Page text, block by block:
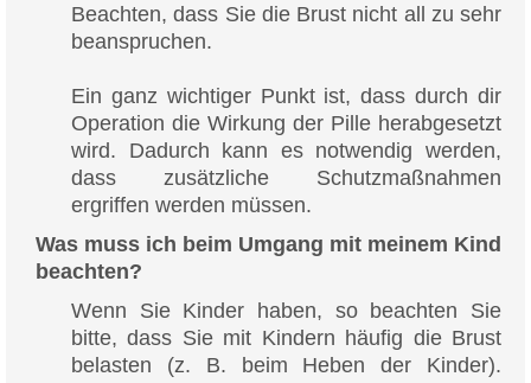
Beachten, dass Sie die Brust nicht all zu sehr
beanspruchen.
Ein ganz wichtiger Punkt ist, dass durch dir
Operation die Wirkung der Pille herabgesetzt
wird. Dadurch kann es notwendig werden,
dass zusätzliche Schutzmaßnahmen
ergriffen werden müssen.
Was muss ich beim Umgang mit meinem Kind
beachten?
Wenn Sie Kinder haben, so beachten Sie
bitte, dass Sie mit Kindern häufig die Brust
belasten (z. B. beim Heben der Kinder).